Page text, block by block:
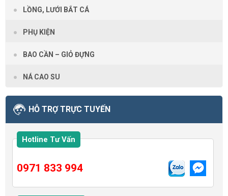
LỒNG, LƯỚI BẮT CÁ
PHỤ KIỆN
BAO CẦN – GIỎ ĐỰNG
NÁ CAO SU
HỖ TRỢ TRỰC TUYẾN
Hotline Tư Vấn
0971 833 994